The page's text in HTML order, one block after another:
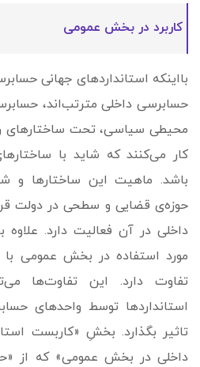
کاربرد در بخش عمومی
بااینکه استانداردهای جهانی
حسابرسی داخلی مترتب‌اند،
محیطی سیاسی، تحت ساختارهای
کار می‌کنند که شاید با
باشد. ماهیت این ساختارها و
حوزه‌ی قضایی و سطحی در دولت
داخلی در آن فعالیت دارد. علاوه
مورد استفاده در بخش عمومی
تفاوت دارد. این تفاوت‌ها
استانداردها توسط واحدهای
تاثیر بگذارد. بخشِ «کاربست
داخلی در بخش عمومی» که از